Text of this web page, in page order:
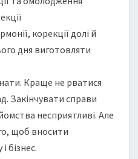
корекції долі й
дня виготовляти
Краще не рватися
Закінчувати справи
несприятливі. Але
щоб вносити
бізнес.